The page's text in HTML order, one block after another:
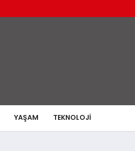
YAŞAM TEKNOLOJI